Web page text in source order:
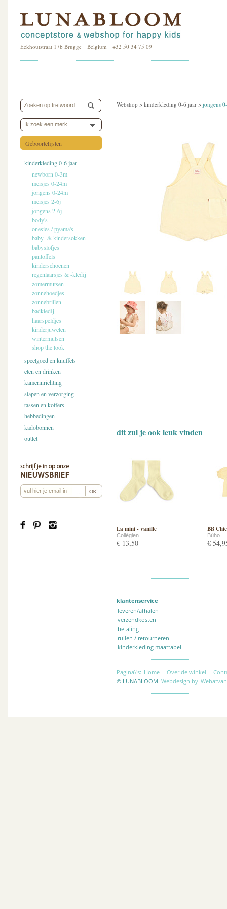
Eekhoutstraat 17b Brugge Belgium +32 50 34 75 09
Ik zoek een merk
Geboortelijsten
kinderkleding 0-6 jaar
newborn 0-3m
meisjes 0-24m
jongens 0-24m
meisjes 2-6j
jongens 2-6j
body's
onesies / pyama's
baby- & kindersokken
babyslofjes
pantoffels
kinderschoenen
regenlaarsjes & -kledij
zomermutsen
zonnehoedjes
zonnebrillen
badkledij
haarspeldjes
kinderjuwelen
wintermutsen
shop the look
speelgoed en knuffels
eten en drinken
kamerinrichting
slapen en verzorging
tassen en koffers
hebbedingen
kadobonnen
outlet
Webshop > kinderkleding 0-6 jaar > jongens
dit zul je ook leuk vinden
La mini - vanille
Collégien
€ 13,50
BB
Búho
€
klantenservice
leveren/afhalen
verzendkosten
betaling
ruilen / retourneren
kinderkleding maattabel
Pagina\'s: Home - Over de winkel -
© LUNABLOOM. Webdesign by